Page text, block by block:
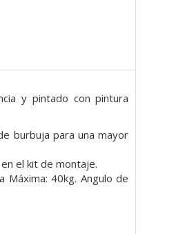
y pintado con pintura
burbuja para una mayor
el kit de montaje.
Máxima: 40kg. Angulo de